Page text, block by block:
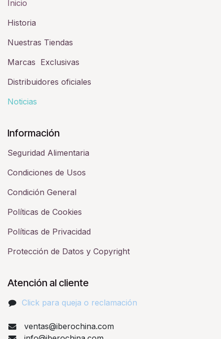
Inicio
Historia​
Nuestras Tiendas
Marcas Exclusivas
Distribuidores oficiales
Noticias
Información
Seguridad Alimentaria
Condiciones de Usos
Condición General
Políticas de Cookies
Políticas de Privacidad
Protección de Datos y Copyright
Atención al cliente
Click para queja o reclamación​
ventas@iberochina.com